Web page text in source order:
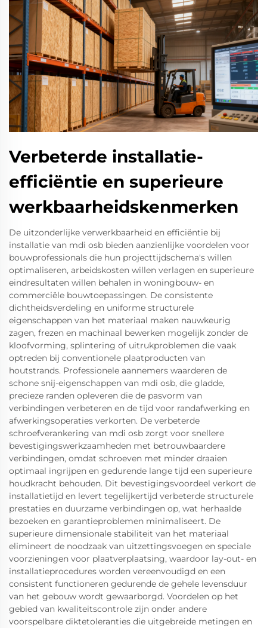
Verbeterde installatie-
efficiëntie en superieure
werkbaarheidskenmerken
De uitzonderlijke verwerkbaarheid en efficiëntie bij
installatie van mdi osb bieden aanzienlijke voordelen voor
bouwprofessionals die hun projecttijdschema's willen
optimaliseren, arbeidskosten willen verlagen en superieure
eindresultaten willen behalen in woningbouw- en
commerciële bouwtoepassingen. De consistente
dichtheidsverdeling en uniforme structurele
eigenschappen van het materiaal maken nauwkeurig
zagen, frezen en machinaal bewerken mogelijk zonder de
kloofvorming, splintering of uitrukproblemen die vaak
optreden bij conventionele plaatproducten van
houtstrands. Professionele aannemers waarderen de
schone snij-eigenschappen van mdi osb, die gladde,
precieze randen opleveren die de pasvorm van
verbindingen verbeteren en de tijd voor randafwerking en
afwerkingsoperaties verkorten. De verbeterde
schroefverankering van mdi osb zorgt voor snellere
bevestigingswerkzaamheden met betrouwbaardere
verbindingen, omdat schroeven met minder draaien
optimaal ingrijpen en gedurende lange tijd een superieure
houdkracht behouden. Dit bevestigingsvoordeel verkort de
installatietijd en levert tegelijkertijd verbeterde structurele
prestaties en duurzame verbindingen op, wat herhaalde
bezoeken en garantieproblemen minimaliseert. De
superieure dimensionale stabiliteit van het materiaal
elimineert de noodzaak van uitzettingsvoegen en speciale
voorzieningen voor plaatverplaatsing, waardoor lay-out- en
installatieprocedures worden vereenvoudigd en een
consistent functioneren gedurende de gehele levensduur
van het gebouw wordt gewaarborgd. Voordelen op het
gebied van kwaliteitscontrole zijn onder andere
voorspelbare diktetoleranties die uitgebreide metingen en